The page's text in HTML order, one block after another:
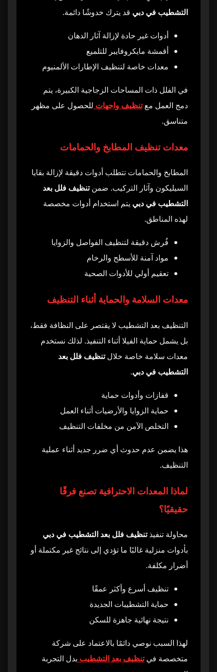
التشطيب في دبي قد يترك خدوشًا دائمة.
أدوات غير حادة لإزالة آثار الدهان
أقمشة مايكروفايبر للتلميع
معدات خاصة لتنظيف الإطارات الألمنيوم
في الفلل ذات المساحات الزجاجية الكبيرة، يتم
دمج العمل معتنظيف واجهات للحصول على مظهر
متناسق.
معدات تنظيف المطابخ والحمامات
المطابخ والحمامات تتطلب أدوات دقيقة لإزالة بقايا
السيليكون وآثار التركيب. ضمنتنظيف فلل بعد
التشطيب في دبي يتم استخدام أدوات مخصصة
لهذه المناطق.
فُرش دقيقة لتنظيف الفواصل والزوايا
مواد آمنة للأسطح والرخام
تعقيم أولي للأدوات الصحية
معدات السلامة والحماية أثناء التنظيف
التنظيف بعد التشطيب لا يقتصر على النظافة فقط،
بل يشمل حماية الفيلا أثناء التنفيذ. لذلك نستخدم
معدات سلامة خاصة خلالتنظيف فلل بعد
التشطيب في دبي.
قفازات وأدوات حماية
حماية الزوايا والأرضيات أثناء العمل
التخلص الآمن من مخلفات التنظيف
هذا يضمن عدم حدوث أي ضرر جديد أثناء عملية
التنظيف.
لماذا المعدات الاحترافية تصنع فرقًا
حقيقيًا؟
محاولة تنفيذتنظيف فلل بعد التشطيب في دبي
بأدوات منزلية غالبًا ما تؤدي إلى نتائج غير مكتملة أو
أضرار مكلفة.
تنظيف أسرع وأكثر عمقًا
حماية التشطيبات الجديدة
نتيجة نهائية جاهزة للسكن
لهذا السبب نوصي دائمًا بالاعتماد على شركة
متخصصة فيتنظيف بعد التشطيب بدل التجربة